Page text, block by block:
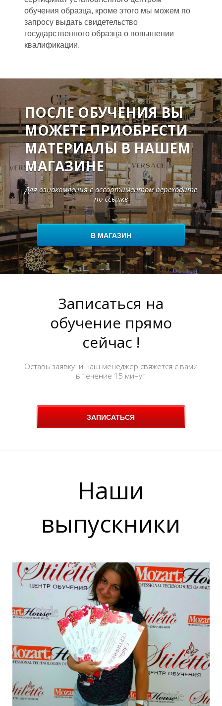
обучения образца, кроме этого мы можем по
запросу выдать свидетельство
государственного образца о повышении
квалификации.
ПОСЛЕ ОБУЧЕНИЯ ВЫ
МОЖЕТЕ ПРИОБРЕСТИ
МАТЕРИАЛЫ В НАШЕМ
МАГАЗИНЕ
Для ознакомления с ассортиментом переходите
по ссылке
В МАГАЗИН
Записаться на
обучение прямо
сейчас !
Оставь заявку и наш менеджер свяжется с вами
в течение 15 минут
ЗАПИСАТЬСЯ
Наши
выпускники